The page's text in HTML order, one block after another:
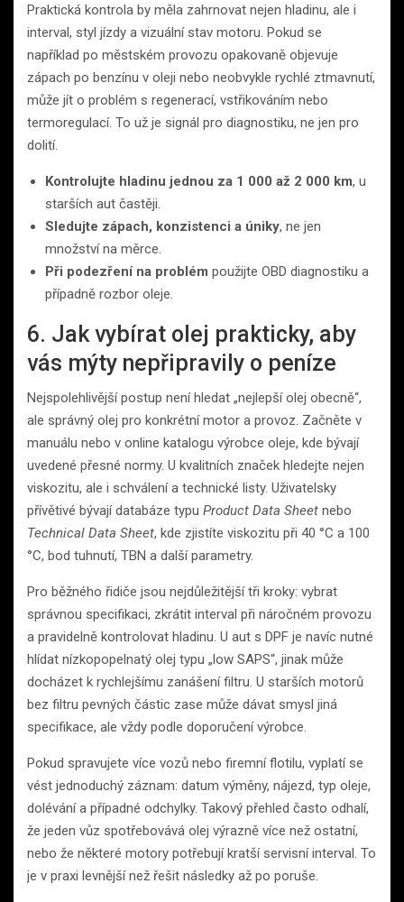
Praktická kontrola by měla zahrnovat nejen hladinu, ale i
interval, styl jízdy a vizuální stav motoru. Pokud se
například po městském provozu opakovaně objevuje
zápach po benzínu v oleji nebo neobvykle rychlé ztmavnutí,
může jít o problém s regenerací, vstřikováním nebo
termoregulací. To už je signál pro diagnostiku, ne jen pro
dolití.
Kontrolujte hladinu jednou za 1 000 až 2 000 km, u
starších aut častěji.
Sledujte zápach, konzistenci a úniky, ne jen
množství na měrce.
Při podezření na problém použijte OBD diagnostiku a
případně rozbor oleje.
6. Jak vybírat olej prakticky, aby
vás mýty nepřipravily o peníze
Nejspolehlivější postup není hledat „nejlepší olej obecně“,
ale správný olej pro konkrétní motor a provoz. Začněte v
manuálu nebo v online katalogu výrobce oleje, kde bývají
uvedené přesné normy. U kvalitních značek hledejte nejen
viskozitu, ale i schválení a technické listy. Uživatelsky
přívětivé bývají databáze typu Product Data Sheet nebo
Technical Data Sheet, kde zjistíte viskozitu při 40 °C a 100
°C, bod tuhnutí, TBN a další parametry.
Pro běžného řidiče jsou nejdůležitější tři kroky: vybrat
správnou specifikaci, zkrátit interval při náročném provozu
a pravidelně kontrolovat hladinu. U aut s DPF je navíc nutné
hlídat nízkopopelnatý olej typu „low SAPS“, jinak může
docházet k rychlejšímu zanášení filtru. U starších motorů
bez filtru pevných částic zase může dávat smysl jiná
specifikace, ale vždy podle doporučení výrobce.
Pokud spravujete více vozů nebo firemní flotilu, vyplatí se
vést jednoduchý záznam: datum výměny, nájezd, typ oleje,
dolévání a případné odchylky. Takový přehled často odhalí,
že jeden vůz spotřebovává olej výrazně více než ostatní,
nebo že některé motory potřebují kratší servisní interval. To
je v praxi levnější než řešit následky až po poruše.